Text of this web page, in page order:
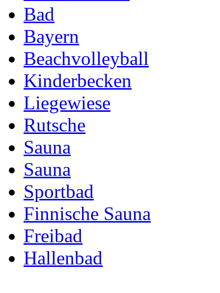
Bad
Bayern
Beachvolleyball
Kinderbecken
Liegewiese
Rutsche
Sauna
Sauna
Sportbad
Finnische Sauna
Freibad
Hallenbad